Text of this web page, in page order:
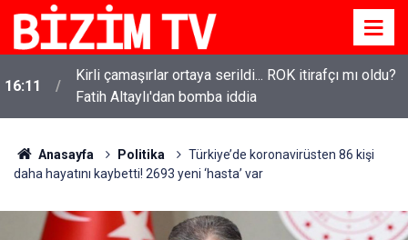
16:11
Kirli çamaşırlar ortaya serildi... ROK itirafçı mı oldu?
Fatih Altaylı'dan bomba iddia
Anasayfa Politika
Türkiye’de koronavirüsten 86 kişi
daha hayatını kaybetti! 2693 yeni ‘hasta’ var